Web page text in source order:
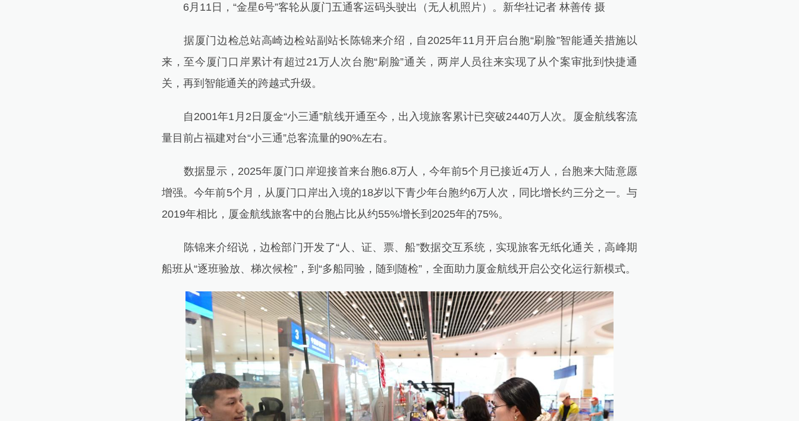
6月11日，“金星6号”客轮从厦门五通客运码头驶出（无人机照片）。新华社记者 林善传 摄
据厦门边检总站高崎边检站副站长陈锦来介绍，自2025年11月开启台胞“刷脸”智能通关措施以
来，至今厦门口岸累计有超过21万人次台胞“刷脸”通关，两岸人员往来实现了从个案审批到快捷通
关，再到智能通关的跨越式升级。
自2001年1月2日厦金“小三通”航线开通至今，出入境旅客累计已突破2440万人次。厦金航线客流
量目前占福建对台“小三通”总客流量的90%左右。
数据显示，2025年厦门口岸迎接首来台胞6.8万人，今年前5个月已接近4万人，台胞来大陆意愿
增强。今年前5个月，从厦门口岸出入境的18岁以下青少年台胞约6万人次，同比增长约三分之一。与
2019年相比，厦金航线旅客中的台胞占比从约55%增长到2025年的75%。
陈锦来介绍说，边检部门开发了“人、证、票、船”数据交互系统，实现旅客无纸化通关，高峰期
船班从“逐班验放、梯次候检”，到“多船同验，随到随检”，全面助力厦金航线开启公交化运行新模式。